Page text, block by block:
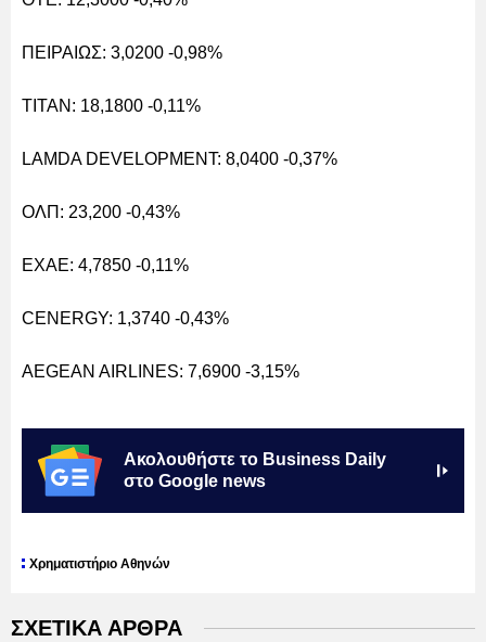
ΠΕΙΡΑΙΩΣ: 3,0200 -0,98%
ΤΙΤΑΝ: 18,1800 -0,11%
LAMDA DEVELOPMENT: 8,0400 -0,37%
ΟΛΠ: 23,200 -0,43%
ΕΧΑΕ: 4,7850 -0,11%
CENERGY: 1,3740 -0,43%
AEGEAN AIRLINES: 7,6900 -3,15%
Ακολουθήστε το Business Daily
στο Google news
Χρηματιστήριο Αθηνών
ΣΧΕΤΙΚΑ ΑΡΘΡΑ